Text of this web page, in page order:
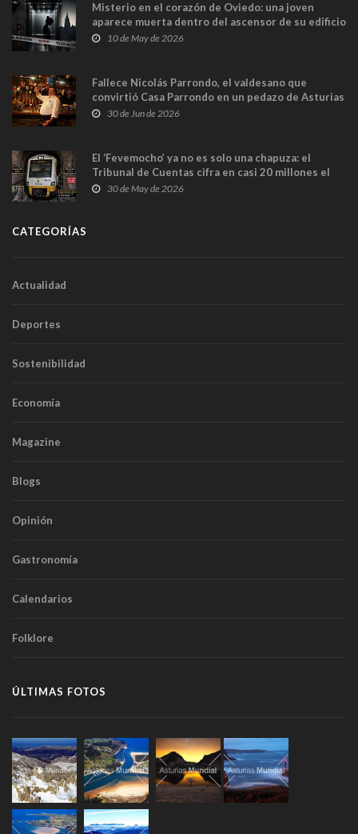
Misterio en el corazón de Oviedo: una joven
aparece muerta dentro del ascensor de su edificio
y las cámaras captan sus últimos minutos
10 de May de 2026
Fallece Nicolás Parrondo, el valdesano que
convirtió Casa Parrondo en un pedazo de Asturias
en Madrid
30 de Jun de 2026
El ‘Fevemocho’ ya no es solo una chapuza: el
Tribunal de Cuentas cifra en casi 20 millones el
sobrecoste de los trenes que no cabían por los
30 de May de 2026
CATEGORÍAS
Actualidad
Deportes
Sostenibilidad
Economía
Magazine
Blogs
Opinión
Gastronomía
Calendarios
Folklore
ÚLTIMAS FOTOS